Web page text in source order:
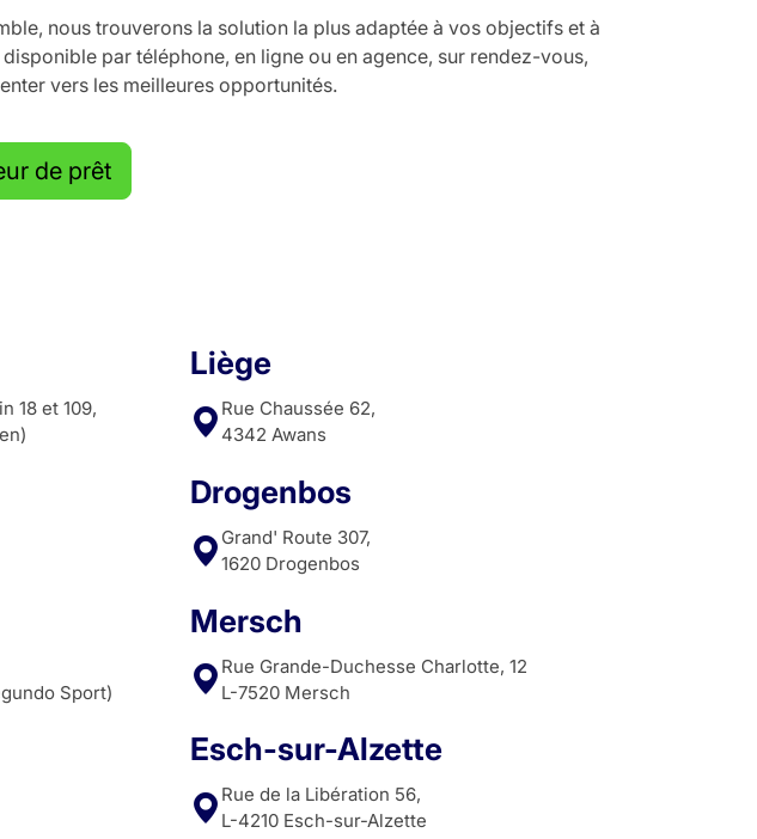
nous trouverons la solution la plus adaptée à vos objectifs et à
par téléphone, en ligne ou en agence, sur rendez-vous,
vers les meilleures opportunités.
de prêt
18 et 109,
Negundo Sport)
Liège
Rue Chaussée 62,
4342 Awans
Drogenbos
Grand' Route 307,
1620 Drogenbos
Mersch
Rue Grande-Duchesse Charlotte, 12
L-7520 Mersch
Esch-sur-Alzette
Rue de la Libération 56,
L-4210 Esch-sur-Alzette